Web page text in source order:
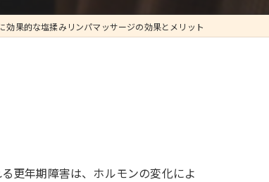
効果的な塩揉みリンパマッサージの効果とメリット
更年期障害は、ホルモンの変化によ